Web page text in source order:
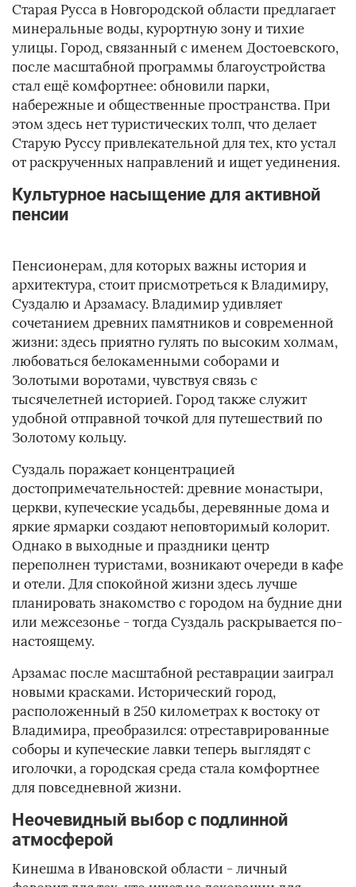
Старая Русса в Новгородской области предлагает
минеральные воды, курортную зону и тихие
улицы. Город, связанный с именем Достоевского,
после масштабной программы благоустройства
стал ещё комфортнее: обновили парки,
набережные и общественные пространства. При
этом здесь нет туристических толп, что делает
Старую Руссу привлекательной для тех, кто устал
от раскрученных направлений и ищет уединения.
Культурное насыщение для активной
пенсии
Пенсионерам, для которых важны история и
архитектура, стоит присмотреться к Владимиру,
Суздалю и Арзамасу. Владимир удивляет
сочетанием древних памятников и современной
жизни: здесь приятно гулять по высоким холмам,
любоваться белокаменными соборами и
Золотыми воротами, чувствуя связь с
тысячелетней историей. Город также служит
удобной отправной точкой для путешествий по
Золотому кольцу.
Суздаль поражает концентрацией
достопримечательностей: древние монастыри,
церкви, купеческие усадьбы, деревянные дома и
яркие ярмарки создают неповторимый колорит.
Однако в выходные и праздники центр
переполнен туристами, возникают очереди в кафе
и отели. Для спокойной жизни здесь лучше
планировать знакомство с городом на будние дни
или межсезонье - тогда Суздаль раскрывается по-
настоящему.
Арзамас после масштабной реставрации заиграл
новыми красками. Исторический город,
расположенный в 250 километрах к востоку от
Владимира, преобразился: отреставрированные
соборы и купеческие лавки теперь выглядят с
иголочки, а городская среда стала комфортнее
для повседневной жизни.
Неочевидный выбор с подлинной
атмосферой
Кинешма в Ивановской области - личный